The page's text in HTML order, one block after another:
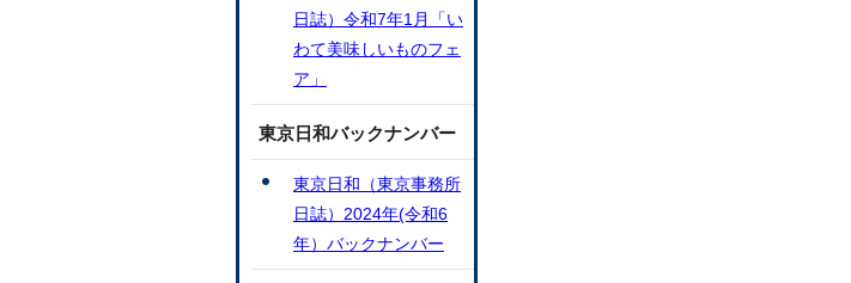
日誌）令和7年1月「い
わて美味しいものフェ
ア」
東京日和バックナンバー
東京日和（東京事務所
日誌）2024年(令和6
年）バックナンバー